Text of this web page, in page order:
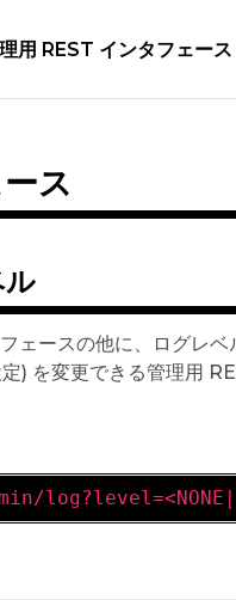
用 REST インタフェース
ス
ースの他に、ログレベ
) を変更できる管理用